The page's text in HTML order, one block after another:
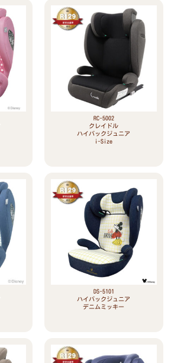
RC-5002
クレイドル
ハイバックジュニア
i-Size
DS-5101
ハイバックジュニア
デニムミッキー